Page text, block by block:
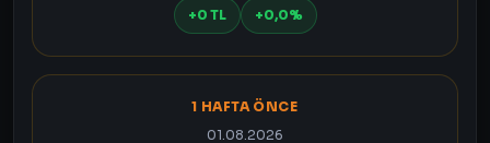
+0 TL +0,0%
1 HAFTA ÖNCE
01.08.2026